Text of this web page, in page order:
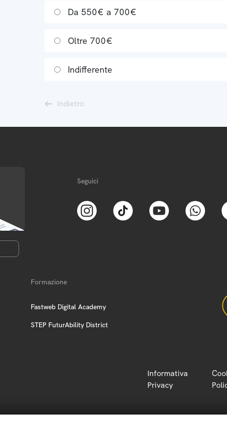
Da 550€ a 700€
Oltre 700€
Indifferente
Indietro
Seguici
Formazione
Fastweb Digital Academy
STEP FuturAbility District
Informativa
Privacy